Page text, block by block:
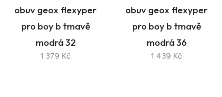
obuv geox flexyper
pro boy b tmavě
modrá 32
1 379 Kč
obuv geox flexyper
pro boy b tmavě
modrá 36
1 439 Kč